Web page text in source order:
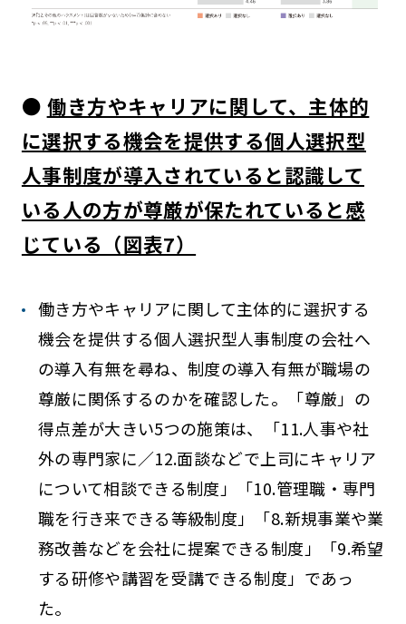
● 働き方やキャリアに関して、主体的
に選択する機会を提供する個人選択型
人事制度が導入されていると認識して
いる人の方が尊厳が保たれていると感
じている（図表7）
働き方やキャリアに関して主体的に選択する
機会を提供する個人選択型人事制度の会社へ
の導入有無を尋ね、制度の導入有無が職場の
尊厳に関係するのかを確認した。「尊厳」の
得点差が大きい5つの施策は、「11.人事や社
外の専門家に／12.面談などで上司にキャリア
について相談できる制度」「10.管理職・専門
職を行き来できる等級制度」「8.新規事業や業
務改善などを会社に提案できる制度」「9.希望
する研修や講習を受講できる制度」であっ
た。